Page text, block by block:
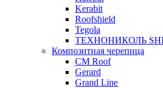
Kerabit
Roofshield
Tegola
ТЕХНОНИКОЛЬ
Композитная черепица
CM Roof
Gerard
Grand Line